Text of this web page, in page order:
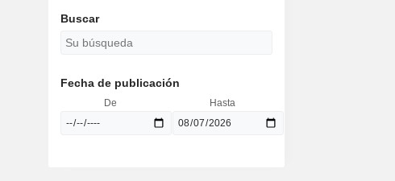
Buscar
Fecha de publicación
De Hasta